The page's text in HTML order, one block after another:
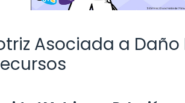
Asociada a Daño